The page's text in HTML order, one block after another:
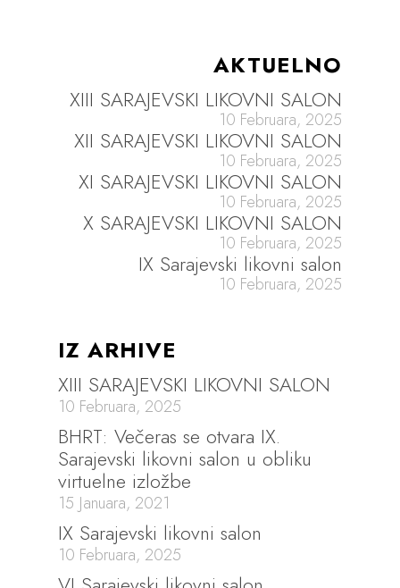
AKTUELNO
XIII SARAJEVSKI LIKOVNI SALON
10 Februara, 2025
XII SARAJEVSKI LIKOVNI SALON
10 Februara, 2025
XI SARAJEVSKI LIKOVNI SALON
10 Februara, 2025
X SARAJEVSKI LIKOVNI SALON
10 Februara, 2025
IX Sarajevski likovni salon
10 Februara, 2025
IZ ARHIVE
XIII SARAJEVSKI LIKOVNI SALON
10 Februara, 2025
BHRT: Večeras se otvara IX.
Sarajevski likovni salon u obliku
virtuelne izložbe
15 Januara, 2021
IX Sarajevski likovni salon
10 Februara, 2025